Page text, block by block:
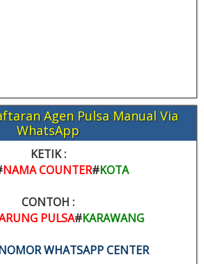
Agen Pulsa Manual Via
WhatsApp
KETIK :
NAMA COUNTER#KOTA
CONTOH :
PULSA#KARAWANG
WHATSAPP CENTER